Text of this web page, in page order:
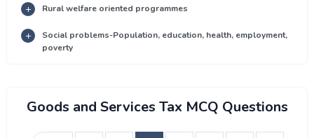
Rural welfare oriented programmes
Social problems-Population, education, health, employment,
poverty
Goods and Services Tax MCQ Questions